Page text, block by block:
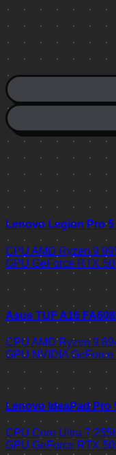
Lenovo Legion Pro 5
CPU AMD Ryzen 9
GPU GeForce RTX
Asus TUF A16
CPU AMD Ryzen 9
GPU NVIDIA
Lenovo IdeaPad Pro
CPU Core Ultra 7
GPU GeForce RTX